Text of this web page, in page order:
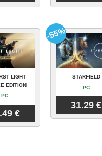
LIGHT
EDITION
PC
€
STARFIELD
PC
31.29 €
-55%